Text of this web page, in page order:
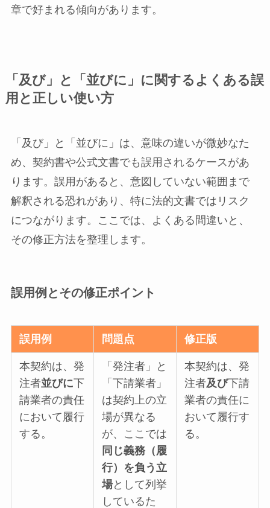
章で好まれる傾向があります。
「及び」と「並びに」に関するよくある誤
用と正しい使い方
「及び」と「並びに」は、意味の違いが微妙なた
め、契約書や公式文書でも誤用されるケースがあ
ります。誤用があると、意図していない範囲まで
解釈される恐れがあり、特に法的文書ではリスク
につながります。ここでは、よくある間違いと、
その修正方法を整理します。
誤用例とその修正ポイント
誤用例 問題点 修正版
本契約は、発
注者並びに下
請業者の責任
において履行
する。
「発注者」と
「下請業者」
は契約上の立
場が異なる
が、ここでは
同じ義務（履
行）を負う立
場として列挙
しているた
本契約は、発
注者及び下請
業者の責任に
おいて履行す
る。